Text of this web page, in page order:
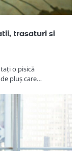
trasaturi si
o pisică
pluș care…